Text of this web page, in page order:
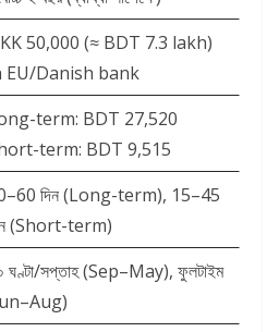
50,000 (≈ BDT 7.3 lakh)
EU/Danish bank
term: BDT 27,520
term: BDT 9,515
দিন (Long-term), 15–45
(Short-term)
ঘণ্টা/সপ্তাহ (Sep–May), ফুলটাইম